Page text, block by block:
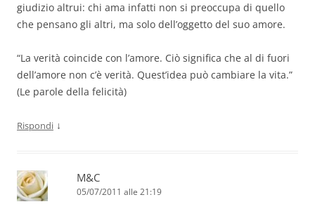
giudizio altrui: chi ama infatti non si preoccupa di quello
che pensano gli altri, ma solo dell’oggetto del suo amore.
“La verità coincide con l’amore. Ciò significa che al di fuori
dell’amore non c’è verità. Quest’idea può cambiare la vita.”
(Le parole della felicità)
Rispondi ↓
M&C
05/07/2011 alle 21:19